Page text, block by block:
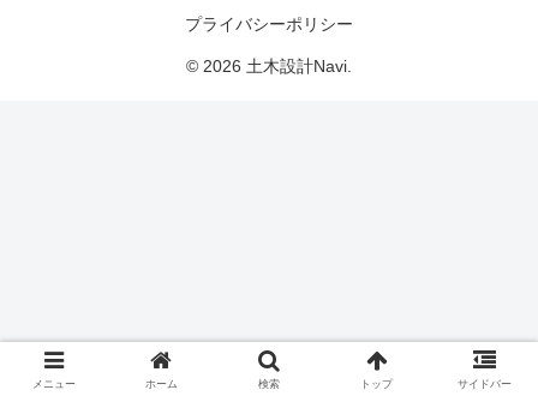
プライバシーポリシー
© 2026 土木設計Navi.
メニュー ホーム 検索 トップ サイドバー